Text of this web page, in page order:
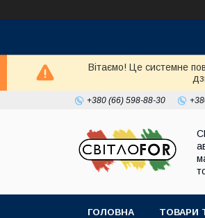
Вітаємо! Це системне
+380 (66) 598-88-30
ГОЛОВНА ТОВАРИ